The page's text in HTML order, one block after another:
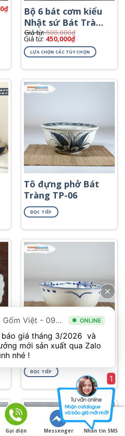
₫
Bộ 6 bát cơm kiểu
Nhật sứ Bát Tràng
BC-11
Giá từ:500,000₫
Giá từ: 450,000₫
LỰA CHỌN CÁC TÙY CHỌN
Sản
phẩm
này
có
nhiều
thể.
Các
tùy
chọn
trên
trang
sản
phẩm
Tô đựng phở Bát
Tràng TP-06
ĐỌC TIẾP
₫
Tô đựng phở đẹp
TP-12
ĐỌC TIẾP
Gọi điện Messenger Nhắn tin SMS
Xưởng Gốm Việt - 094.1900.823 ONLINE
giá tháng 3/2026  và
mới sản xuất qua Zalo
nhé !
1